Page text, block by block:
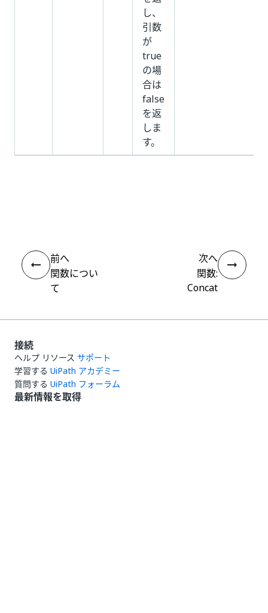
し、
引数
が
true
の場
合は
false
を返
しま
す。
前へ
関数につい
て
次へ
関数:
Concat
接続
ヘルプ リソース サポート
学習する UiPath アカデミー
質問する UiPath フォーラム
最新情報を取得